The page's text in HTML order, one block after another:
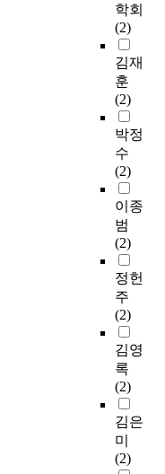
학회
(2)
김재
훈
(2)
박정
수
(2)
이종
범
(2)
정헌
주
(2)
김영
록
(2)
김은
미
(2)